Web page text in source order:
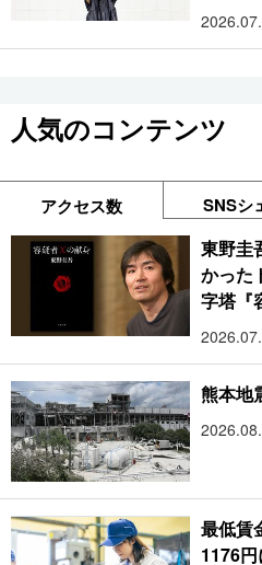
人気のコンテンツ
アクセス数 SNSシ
東野圭
かった
字塔『
熊本地
最低賃
1176